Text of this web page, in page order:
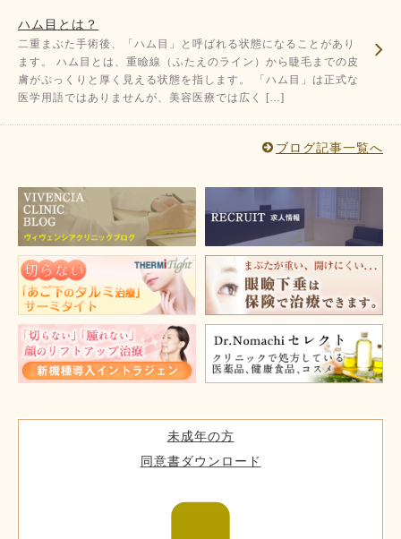
ハム目とは？
二重まぶた手術後、「ハム目」と呼ばれる状態になることがあり
ます。 ハム目とは、重瞼線（ふたえのライン）から睫毛までの皮
膚がぷっくりと厚く見える状態を指します。 「ハム目」は正式な
医学用語ではありませんが、美容医療では広く […]
ブログ記事一覧へ
未成年の方
同意書ダウンロード